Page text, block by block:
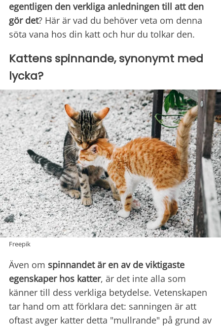
egentligen den verkliga anledningen till att den
gör det? Här är vad du behöver veta om denna
söta vana hos din katt och hur du tolkar den.
Kattens spinnande, synonymt med
lycka?
Freepik
Även om spinnandet är en av de viktigaste
egenskaper hos katter, är det inte alla som
känner till dess verkliga betydelse. Vetenskapen
tar hand om att förklara det: sanningen är att
oftast avger katter detta "mullrande" på grund av